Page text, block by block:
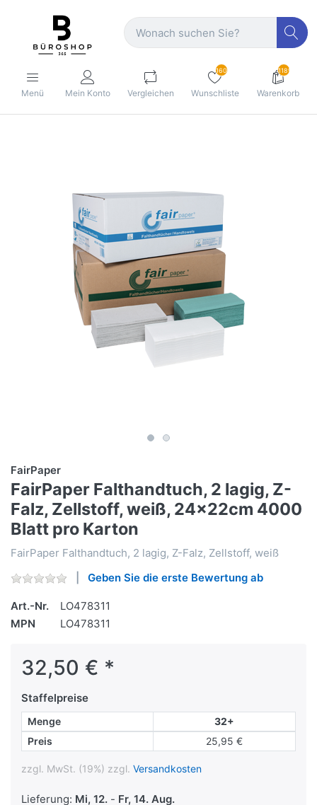
Menü Mein Konto Vergleichen
160
Wunschliste
1189
Warenkorb
FairPaper
FairPaper Falthandtuch, 2 lagig, Z-
Falz, Zellstoff, weiß, 24x22cm 4000
Blatt pro Karton
FairPaper Falthandtuch, 2 lagig, Z-Falz, Zellstoff, weiß
Geben Sie die erste Bewertung ab
Art.-Nr.
LO478311
MPN
LO478311
32,50 € *
Staffelpreise
Menge
32+
Preis
25,95 €
zzgl. MwSt. (19%) zzgl. Versandkosten
Lieferung: Mi, 12. - Fr, 14. Aug.